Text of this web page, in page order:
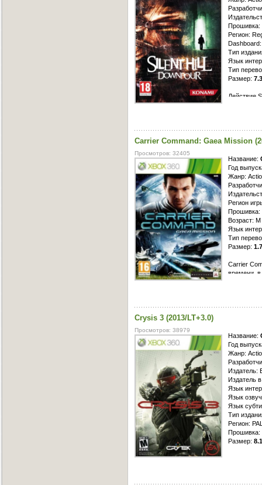
Прошивка:
Регион:
Тип
Язык
Тип
Размер:
Действие
ввести
между
некоторых
избежать.
Carrier Command: Gaea Mission
Просмотров: 32405
Название:
Год
Жанр:
Регион
Прошивка:
Возраст:
Язык
Тип
Размер:
Carrier
времени, в
которые
под
любое
режиме
игре
и циклы
различную
Crysis 3 (2013/LT+3.0)
Просмотров: 38979
Название:
Год
Жанр:
Издатель:
Издатель
Язык
Язык
Язык
Тип
Регион:
Прошивка:
Размер: